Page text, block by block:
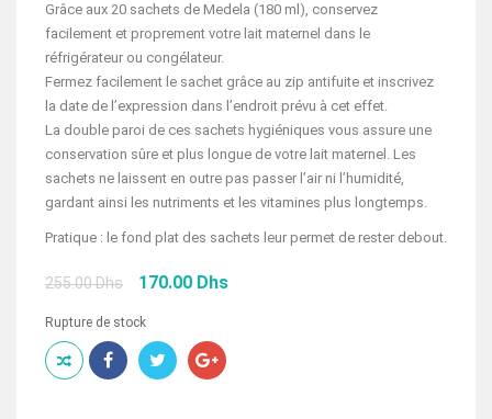
Grâce aux 20 sachets de Medela (180 ml), conservez
facilement et proprement votre lait maternel dans le
réfrigérateur ou congélateur.
Fermez facilement le sachet grâce au zip antifuite et inscrivez
la date de l’expression dans l’endroit prévu à cet effet.
La double paroi de ces sachets hygiéniques vous assure une
conservation sûre et plus longue de votre lait maternel. Les
sachets ne laissent en outre pas passer l’air ni l’humidité,
gardant ainsi les nutriments et les vitamines plus longtemps.
Pratique : le fond plat des sachets leur permet de rester debout.
255.00Dhs
Le
initial
était :
255.00 Dhs.
170.00 Dhs
Rupture de stock